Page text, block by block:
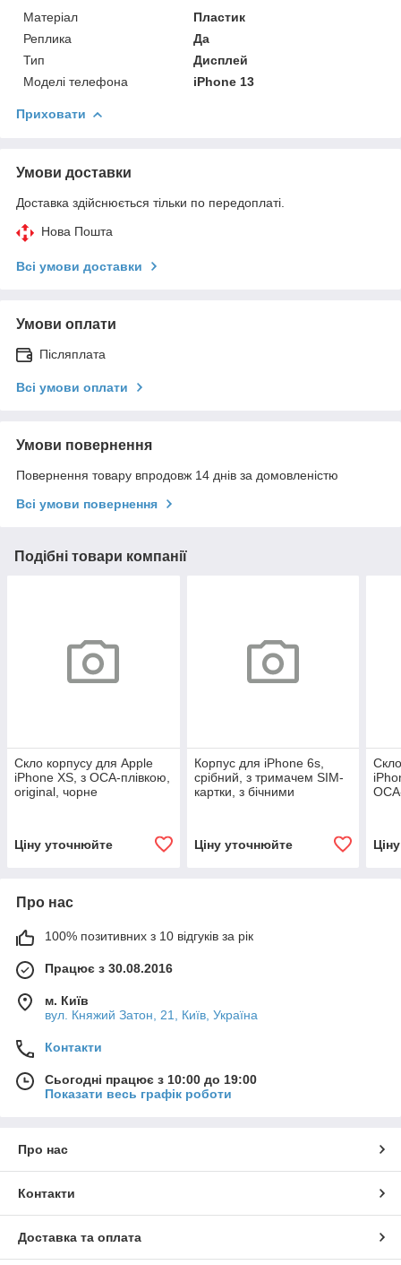
Матеріал
Пластик
Реплика
Да
Тип
Дисплей
Моделі телефона
iPhone 13
Приховати
Умови доставки
Доставка здійснюється тільки по передоплаті.
Нова Пошта
Всі умови доставки
Умови оплати
Післяплата
Всі умови оплати
Умови повернення
Повернення товару впродовж 14 днів за домовленістю
Всі умови повернення
Подібні товари компанії
Скло корпусу для Apple
iPhone XS, з OCA-плівкою,
original, чорне
Ціну уточнюйте
Корпус для iPhone 6s,
срібний, з тримачем SIM-
картки, з бічними
Ціну уточнюйте
Про нас
100% позитивних з 10 відгуків за рік
Працює з 30.08.2016
м. Київ
вул. Княжий Затон, 21, Київ, Україна
Контакти
Сьогодні працює з 10:00 до 19:00
Показати весь графік роботи
Про нас
Контакти
Доставка та оплата